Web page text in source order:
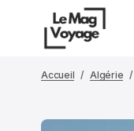
Accueil Algérie